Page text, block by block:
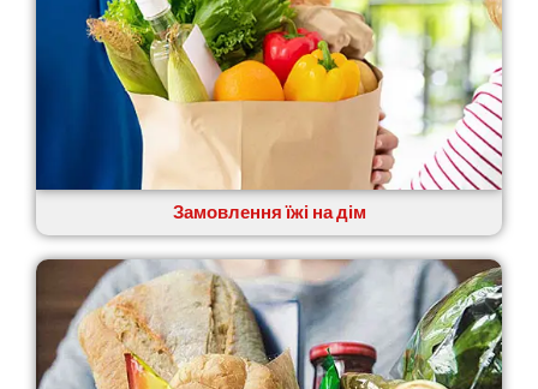
Замовлення їжі на дім